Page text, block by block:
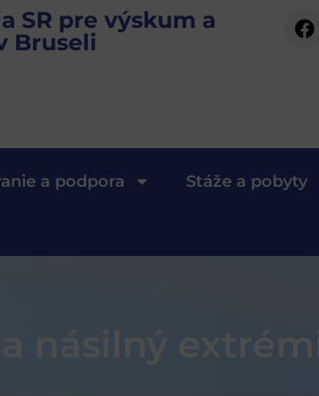
SR pre výskum a
Bruseli
a podpora Stáže a pobyty
násilný